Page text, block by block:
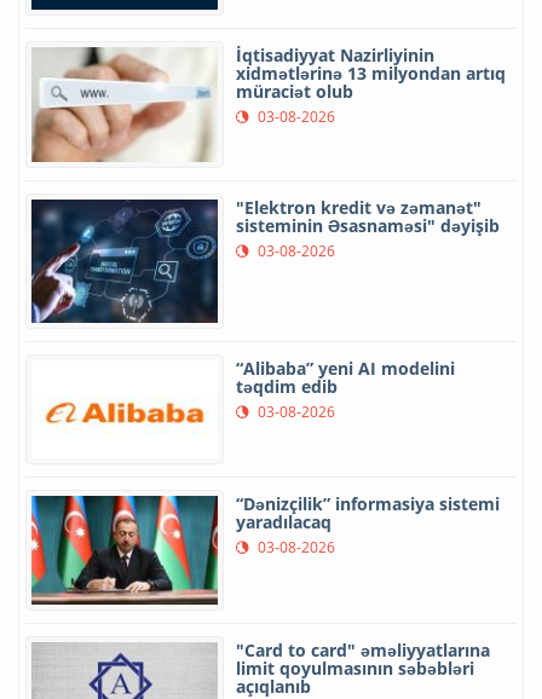
İqtisadiyyat Nazirliyinin
xidmətlərinə 13 milyondan artıq
müraciət olub
03-08-2026
"Elektron kredit və zəmanət"
sisteminin Əsasnaməsi" dəyişib
03-08-2026
“Alibaba” yeni AI modelini
təqdim edib
03-08-2026
“Dənizçilik” informasiya sistemi
yaradılacaq
03-08-2026
"Card to card" əməliyyatlarına
limit qoyulmasının səbəbləri
açıqlanıb